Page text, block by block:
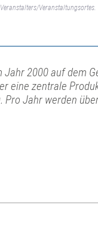
Veranstaltungsortes.
Jahr 2000 auf dem
eine zentrale
Jahr werden